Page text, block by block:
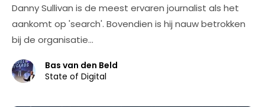
Danny Sullivan is de meest ervaren journalist als het
aankomt op 'search'. Bovendien is hij nauw betrokken
bij de organisatie…
Bas van den Beld
State of Digital